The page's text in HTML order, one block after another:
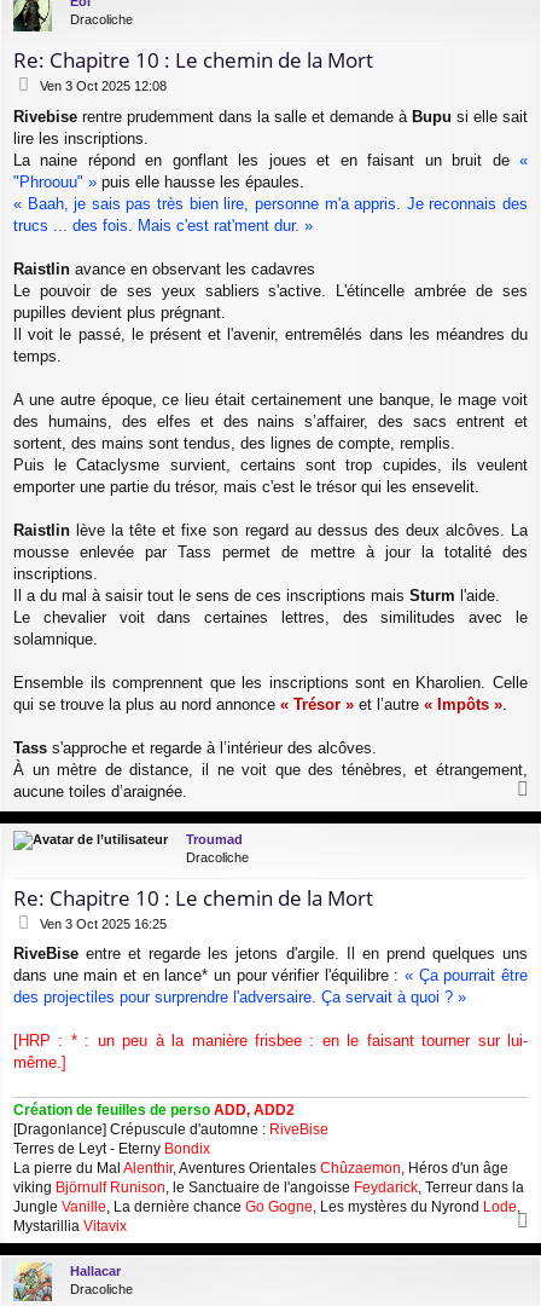
Dracoliche
Re: Chapitre 10 : Le chemin de la Mort
M
s
s
a
Ven 3 Oct 2025 12:08
Rivebise rentre prudemment dans la salle et demande à Bupu si elle sait
lire les inscriptions.
La naine répond en gonflant les joues et en faisant un bruit de «
"Phroouu" » puis elle hausse les épaules.
« Baah, je sais pas très bien lire, personne m'a appris. Je reconnais des
trucs ... des fois. Mais c'est rat'ment dur. »
Raistlin avance en observant les cadavres
Le pouvoir de ses yeux sabliers s'active. L'étincelle ambrée de ses
pupilles devient plus prégnant.
Il voit le passé, le présent et l'avenir, entremêlés dans les méandres du
temps.
A une autre époque, ce lieu était certainement une banque, le mage voit
des humains, des elfes et des nains s’affairer, des sacs entrent et
sortent, des mains sont tendus, des lignes de compte, remplis.
Puis le Cataclysme survient, certains sont trop cupides, ils veulent
emporter une partie du trésor, mais c'est le trésor qui les ensevelit.
Raistlinlève la tête et fixe son regard au dessus des deux alcôves. La
mousse enlevée par Tass permet de mettre à jour la totalité des
inscriptions.
Il a du mal à saisir tout le sens de ces inscriptions mais Sturm l'aide.
Le chevalier voit dans certaines lettres, des similitudes avec le
solamnique.
Ensemble ils comprennent que les inscriptions sont en Kharolien. Celle
qui se trouve la plus au nord annonce « Trésor » et l’autre « Impôts »
Tass s'approche et regarde à l’intérieur des alcôves.
À un mètre de distance, il ne voit que des ténèbres, et étrangement,
aucune toiles d’araignée.
u
Troumad
Dracoliche
Re: Chapitre 10 : Le chemin de la Mort
M
s
s
a
Ven 3 Oct 2025 16:25
RiveBise entre et regarde les jetons d'argile. Il en prend quelques uns
dans une main et en lance* un pour vérifier l'équilibre :« Ça pourrait être
des projectiles pour surprendre l'adversaire. Ça servait à quoi ? »
[HRP : * : un peu à la manière frisbee : en le faisant tourner sur lui-
même.]
Création de feuilles de perso ADD, ADD2
[Dragonlance] Crépuscule d'automne : RiveBise
Terres de Leyt - Eterny Bondix
La pierre du Mal Alenthir, Aventures Orientales Chûzaemon, Héros d'un âge
viking Björnulf Runison, le Sanctuaire de l'angoisse Feydarick, Terreur dans la
Jungle Vanille, La dernière chance Go Gogne, Les mystères du Nyrond Lode,
Mystarillia Vitavix
a
u
Hallacar
Dracoliche